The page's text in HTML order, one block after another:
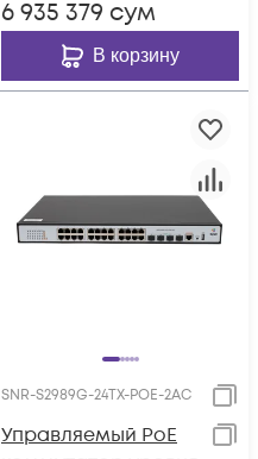
6 935 379 сум
В корзину
SNR-S2989G-24TX-POE-2AC
Управляемый PoE